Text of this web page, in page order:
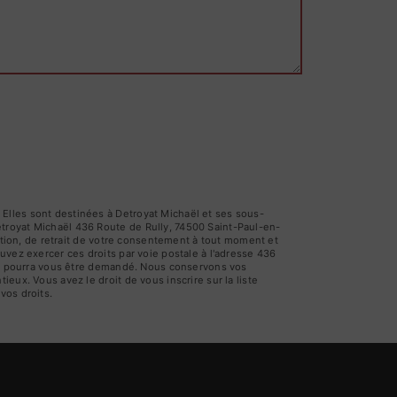
sont destinées à Detroyat Michaël et ses sous-
Michaël 436 Route de Rully, 74500 Saint-Paul-en-
de retrait de votre consentement à tout moment et
exercer ces droits par voie postale à l'adresse 436
vous être demandé. Nous conservons vos
Vous avez le droit de vous inscrire sur la liste
droits.